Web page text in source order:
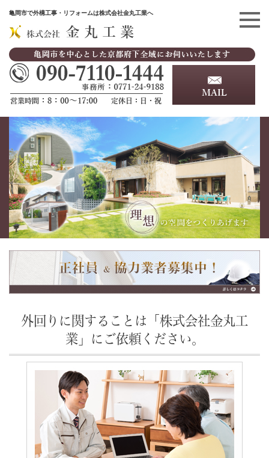
亀岡市で外構工事・リフォームは株式会社金丸工業へ
外回りに関することは「株式会社金丸工
業」にご依頼ください。